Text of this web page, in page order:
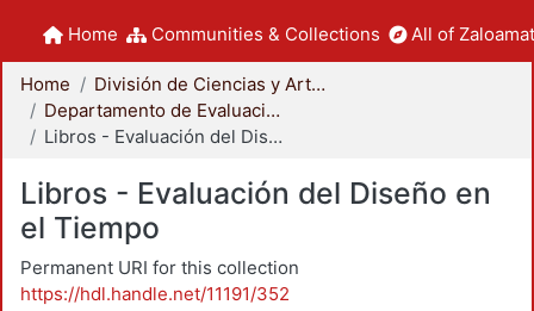
Home Communities & Collections All of
Home
División de Ciencias y Artes para el Diseño
Departamento de Evaluación del Diseño en el Tiempo
Libros - Evaluación del Diseño en el Tiempo
Libros - Evaluación del Diseño en
el Tiempo
Permanent URI for this collection
https://hdl.handle.net/11191/352